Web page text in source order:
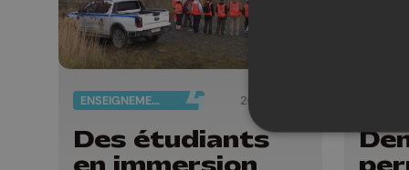
ENSEIGNEMENT 20/11/2025
Des étudiants